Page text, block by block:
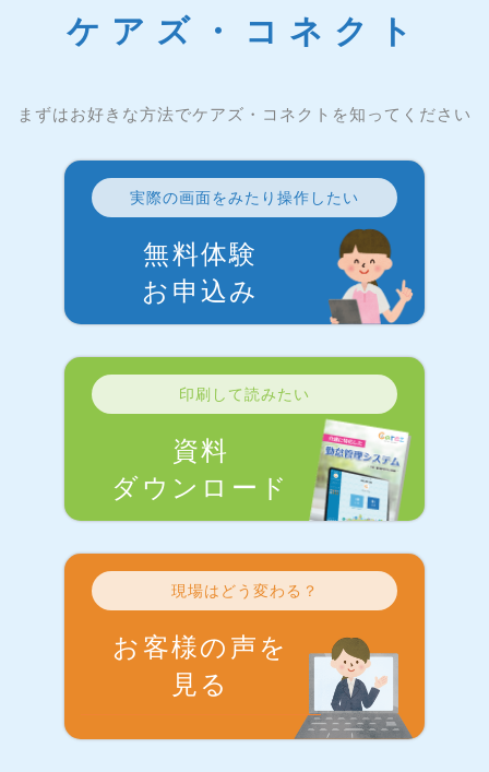
ケアズ・コネクト
まずはお好きな方法でケアズ・コネクトを知ってください
実際の画面をみたり操作したい
無料体験
お申込み
印刷して読みたい
資料
ダウンロード
現場はどう変わる？
お客様の声を
見る